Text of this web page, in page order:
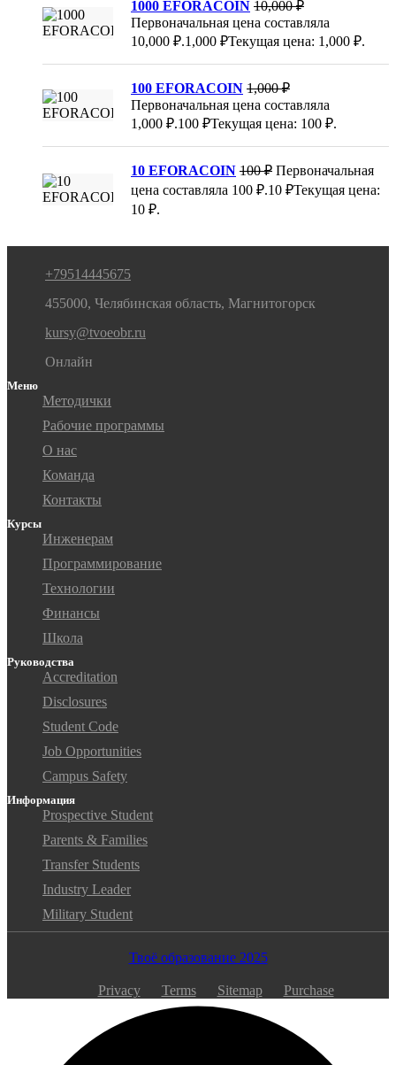
1000 EFORACOIN 10,000₽
Первоначальная цена составляла
10,000 ₽.1,000 ₽Текущая цена: 1,000 ₽.
100 EFORACOIN 1,000₽
Первоначальная цена составляла
1,000 ₽.100 ₽Текущая цена: 100 ₽.
10 EFORACOIN 100₽ Первоначальная
цена составляла 100 ₽.10 ₽Текущая цена:
10 ₽.
+79514445675
455000, Челябинская область, Магнитогорск
kursy@tvoeobr.ru
Онлайн
Меню
Методички
Рабочие программы
О нас
Команда
Контакты
Курсы
Инженерам
Программирование
Технологии
Финансы
Школа
Руководства
Accreditation
Disclosures
Student Code
Job Opportunities
Campus Safety
Информация
Prospective Student
Parents & Families
Transfer Students
Industry Leader
Military Student
Твоё образование 2025
Privacy Terms Sitemap Purchase